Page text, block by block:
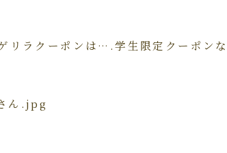
リラクーポンは….学生限定クーポン